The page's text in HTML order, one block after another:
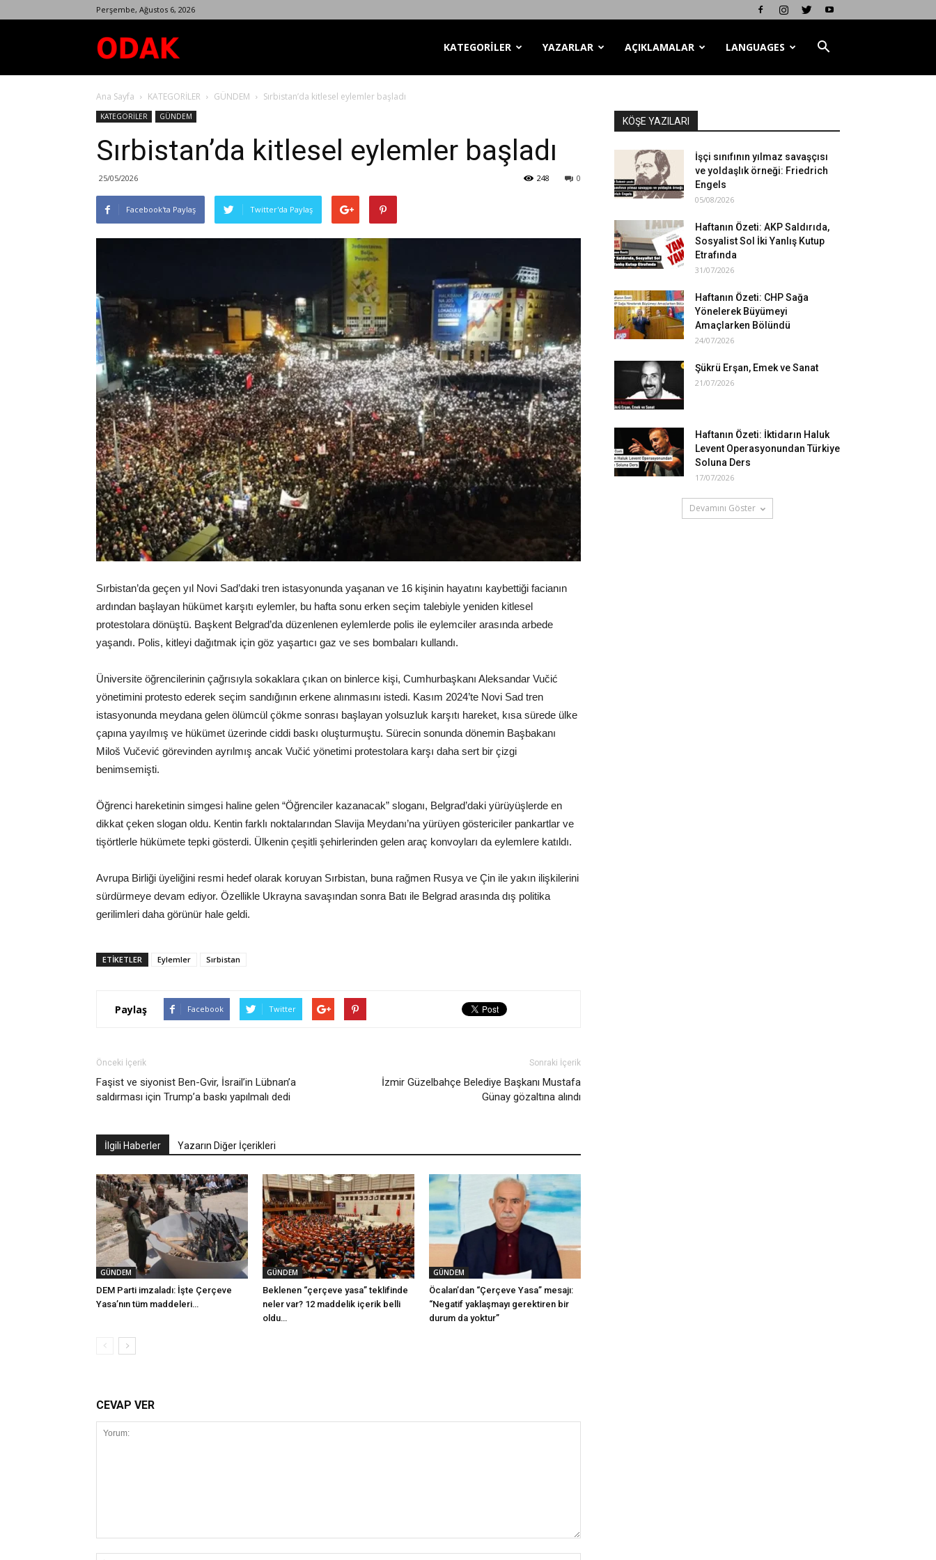
Perşembe, Ağustos 6, 2026
Dergisi
KATEGORİLER YAZARLAR AÇIKLAMALAR LANGUAGES
Ana Sayfa KATEGORİLER GÜNDEM Sırbistan’da kitlesel eylemler başladı
KATEGORİLER GÜNDEM
Sırbistan’da kitlesel eylemler başladı
25/05/2026 0
248
Facebook'ta Paylaş Twitter'da Paylaş
Sırbistan’da geçen yıl Novi Sad’daki tren istasyonunda yaşanan ve 16 kişinin hayatını kaybettiği facianın
ardından başlayan hükümet karşıtı eylemler, bu hafta sonu erken seçim talebiyle yeniden kitlesel
protestolara dönüştü. Başkent Belgrad’da düzenlenen eylemlerde polis ile eylemciler arasında arbede
yaşandı. Polis, kitleyi dağıtmak için göz yaşartıcı gaz ve ses bombaları kullandı.
Üniversite öğrencilerinin çağrısıyla sokaklara çıkan on binlerce kişi, Cumhurbaşkanı Aleksandar Vučić
yönetimini protesto ederek seçim sandığının erkene alınmasını istedi. Kasım 2024’te Novi Sad tren
istasyonunda meydana gelen ölümcül çökme sonrası başlayan yolsuzluk karşıtı hareket, kısa sürede ülke
çapına yayılmış ve hükümet üzerinde ciddi baskı oluşturmuştu. Sürecin sonunda dönemin Başbakanı
Miloš Vučević görevinden ayrılmış ancak Vučić yönetimi protestolara karşı daha sert bir çizgi
benimsemişti.
Öğrenci hareketinin simgesi haline gelen “Öğrenciler kazanacak” sloganı, Belgrad’daki yürüyüşlerde en
dikkat çeken slogan oldu. Kentin farklı noktalarından Slavija Meydanı’na yürüyen göstericiler pankartlar ve
tişörtlerle hükümete tepki gösterdi. Ülkenin çeşitli şehirlerinden gelen araç konvoyları da eylemlere katıldı.
Avrupa Birliği üyeliğini resmi hedef olarak koruyan Sırbistan, buna rağmen Rusya ve Çin ile yakın ilişkilerini
sürdürmeye devam ediyor. Özellikle Ukrayna savaşından sonra Batı ile Belgrad arasında dış politika
gerilimleri daha görünür hale geldi.
ETIKETLER Eylemler Sırbistan
Paylaş Facebook Twitter
Önceki İçerik
Faşist ve siyonist Ben-Gvir, İsrail’in Lübnan’a
saldırması için Trump’a baskı yapılmalı dedi
Sonraki İçerik
İzmir Güzelbahçe Belediye Başkanı Mustafa
Günay gözaltına alındı
İlgili Haberler Yazarın Diğer İçerikleri
GÜNDEM
DEM Parti imzaladı: İşte Çerçeve
Yasa’nın tüm maddeleri…
GÜNDEM
Beklenen “çerçeve yasa” teklifinde
neler var? 12 maddelik içerik belli
oldu…
GÜNDEM
Öcalan’dan “Çerçeve Yasa” mesajı:
“Negatif yaklaşmayı gerektiren bir
durum da yoktur”
CEVAP VER
KÖŞE YAZILARI
İşçi sınıfının yılmaz savaşçısı
ve yoldaşlık örneği: Friedrich
Engels
05/08/2026
Haftanın Özeti: AKP Saldırıda,
Sosyalist Sol İki Yanlış Kutup
Etrafında
31/07/2026
Haftanın Özeti: CHP Sağa
Yönelerek Büyümeyi
Amaçlarken Bölündü
24/07/2026
Şükrü Erşan, Emek ve Sanat
21/07/2026
Haftanın Özeti: İktidarın Haluk
Levent Operasyonundan Türkiye
Soluna Ders
17/07/2026
Devamını Göster